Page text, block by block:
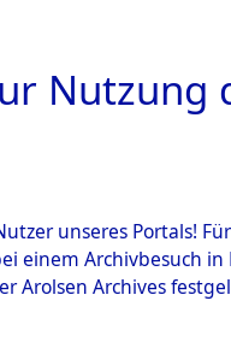
Nutzung
unseres Portals!
einem Archivbesuch
Arolsen Archives